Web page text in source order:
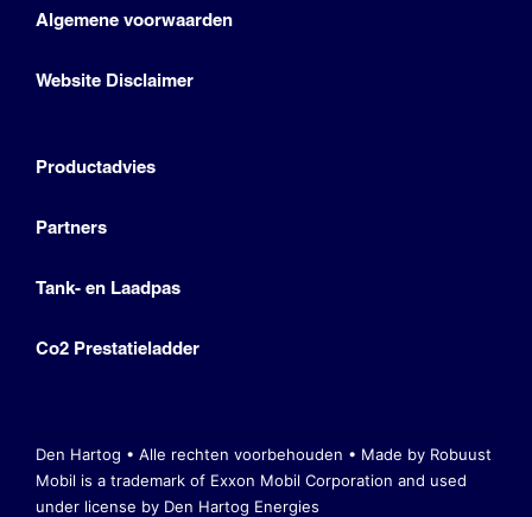
Algemene voorwaarden
Website Disclaimer
Productadvies
Partners
Tank- en Laadpas
Co2 Prestatieladder
Den Hartog • Alle rechten voorbehouden • Made by Robuust
Mobil is a trademark of Exxon Mobil Corporation and used
under license by Den Hartog Energies